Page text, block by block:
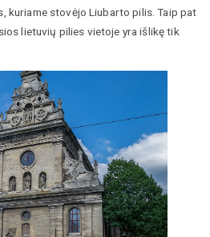
kuriame stovėjo Liubarto pilis. Taip pat
lietuvių pilies vietoje yra išlikę tik